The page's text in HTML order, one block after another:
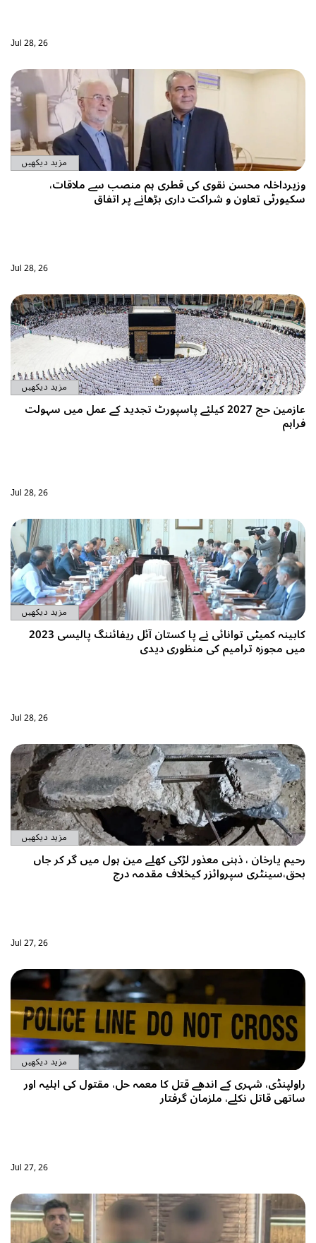
مزید دیکھیں
محسن نقوی کی قطری ہم منصب سے ملاقات،
و شراکت داری بڑھانے پر اتفاق
مزید دیکھیں
عازمین حج 2027 کیلئے پاسپورٹ تجدید کے عمل میں سہولت
مزید دیکھیں
کابینہ کمیٹی توانائی نے پا کستان آئل ریفائننگ پالیسی 2023
ترامیم کی منظوری دیدی
مزید دیکھیں
، ذہنی معذور لڑکی کھلے مین ہول میں گر کر جاں
سپروائزر کیخلاف مقدمہ درج
مزید دیکھیں
کے اندھے قتل کا معمہ حل، مقتول کی اہلیہ اور
نکلے، ملزمان گرفتار